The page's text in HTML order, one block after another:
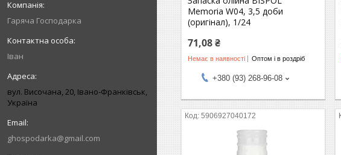
Гаряча Господарка
Іван
вул. Височана, 20, Івано-Франківськ,
Україна
ghospodarka@gmail.com
Memoria W04, 3,5 доби
(оригінал), 1/24
71,08 ₴
Немає в наявності Оптом і в роздріб
+380 (93) 268-96-08
5906927040172